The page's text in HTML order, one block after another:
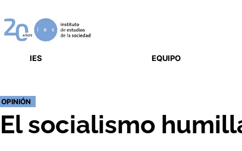
IES EQUIPO
OPINIÓN
El socialismo